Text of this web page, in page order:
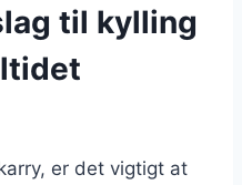
til kylling
er det vigtigt at